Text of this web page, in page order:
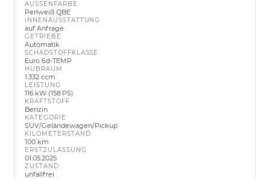
AUSSENFARBE
Perlweiß QBE
INNENAUSSTATTUNG
auf Anfrage
GETRIEBE
Automatik
SCHADSTOFFKLASSE
Euro 6d-TEMP
HUBRAUM
1.332 ccm
LEISTUNG
116 kW (158 PS)
KRAFTSTOFF
Benzin
KATEGORIE
SUV/Geländewagen/Pickup
KILOMETERSTAND
100 km
ERSTZULASSUNG
01.05.2025
ZUSTAND
unfallfrei